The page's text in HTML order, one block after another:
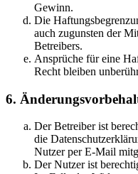
Gewinn.
Die
auch zugunsten der
Betreibers.
Ansprüche für eine
Recht bleiben
6.
Der Betreiber ist
die
Nutzer per E-Mail
Der Nutzer ist